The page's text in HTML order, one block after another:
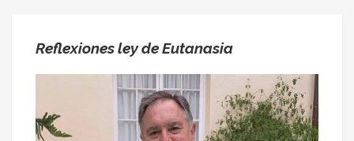
Reflexiones ley de Eutanasia